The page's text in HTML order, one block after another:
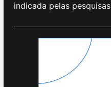
indicada pelas pesquisas